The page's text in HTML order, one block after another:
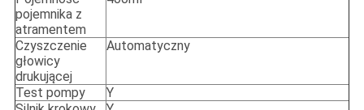
pojemnika z
atramentem
Czyszczenie
głowicy
drukującej
Automatyczny
Test pompy
Y